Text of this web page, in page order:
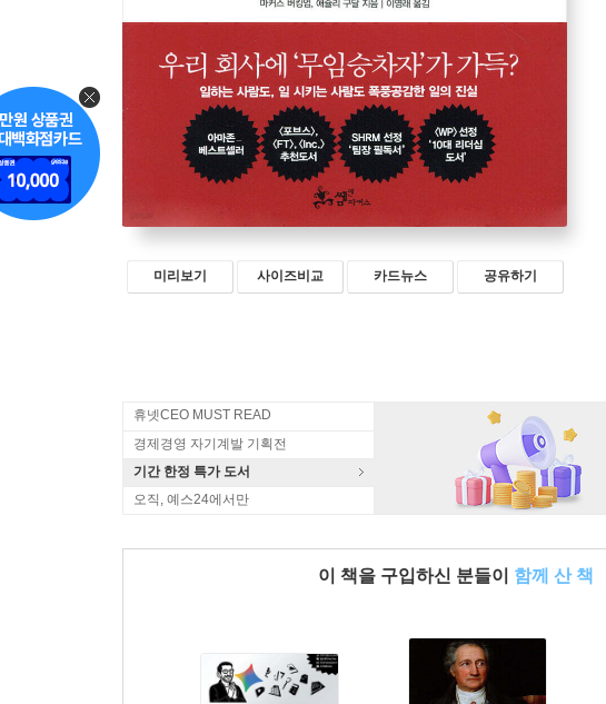
미리보기 사이즈비교 카드뉴스 공유하기
휴넷CEO MUST READ
경제경영 자기계발 기획전
기간 한정 특가 도서
오직, 예스24에서만
이 책을 구입하신 분들이 함께 산 책